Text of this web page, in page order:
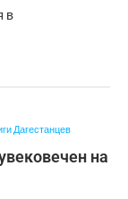
в
Дагестанцев
на